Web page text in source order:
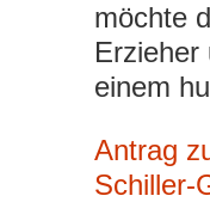
möchte
Erzieher
einem
Antrag
Schiller-